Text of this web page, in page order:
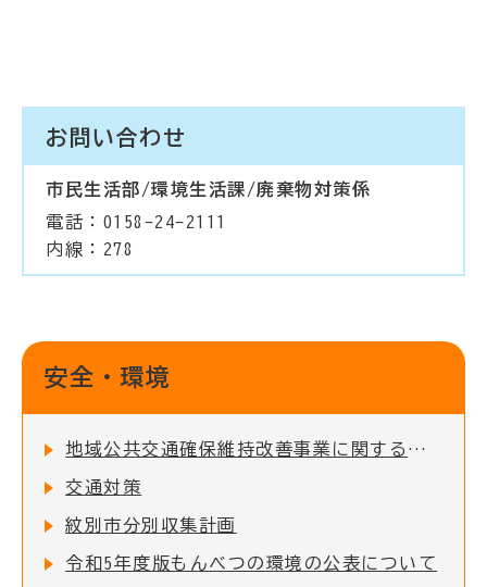
お問い合わせ
市民生活部/環境生活課/廃棄物対策係
電話：0158-24-2111
内線：278
安全・環境
地域公共交通確保維持改善事業に関する事業評価の公表について
交通対策
紋別市分別収集計画
令和5年度版もんべつの環境の公表について